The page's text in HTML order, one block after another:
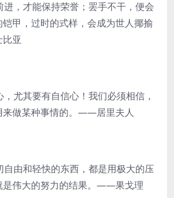
，才能保持荣誉；罢手不干，便会
甲，过时的式样，会成为世人揶揄
亚
尤其要有自信心！我们必须相信，
来做某种事情的。——居里夫人
由和轻快的东西，都是用极大的压
是伟大的努力的结果。——果戈理